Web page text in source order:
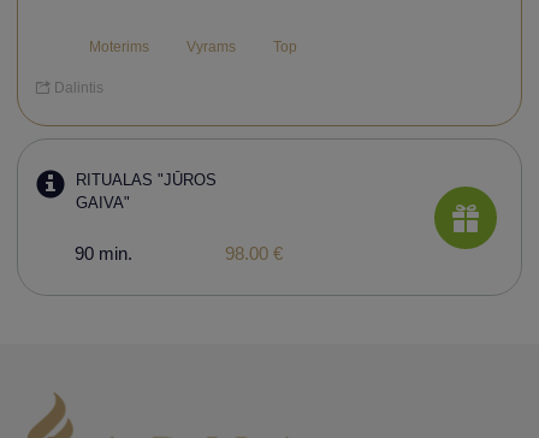
Moterims Vyrams Top
Dalintis
RITUALAS "JŪROS
GAIVA"
90 min. 98.00 €